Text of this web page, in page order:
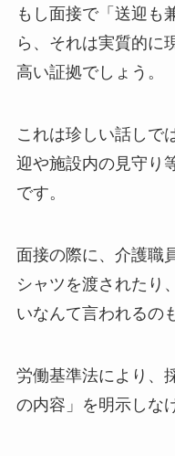
もし面接で「送迎も
ら、それは実質的に
高い証拠でしょう。
これは珍しい話しで
迎や施設内の見守り
です。
面接の際に、介護職
シャツを渡されたり
いなんて言われるの
労働基準法により、
の内容」を明示しな